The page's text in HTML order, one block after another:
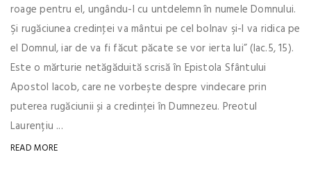
roage pentru el, ungându-l cu untdelemn în numele Domnului.
Şi rugăciunea credinţei va mântui pe cel bolnav şi-l va ridica pe
el Domnul, iar de va fi făcut păcate se vor ierta lui” (Iac.5, 15).
Este o mărturie netăgăduită scrisă în Epistola Sfântului
Apostol Iacob, care ne vorbește despre vindecare prin
puterea rugăciunii și a credinței în Dumnezeu. Preotul
Laurențiu ...
READ MORE